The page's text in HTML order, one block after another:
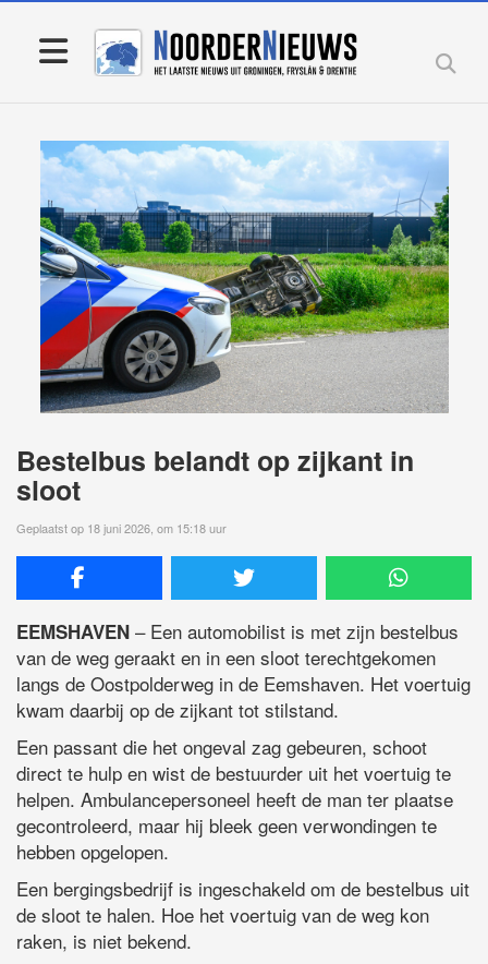
Bestelbus belandt op zijkant in
sloot
Geplaatst op 18 juni 2026, om 15:18 uur
EEMSHAVEN – Een automobilist is met zijn bestelbus
van de weg geraakt en in een sloot terechtgekomen
langs de Oostpolderweg in de Eemshaven. Het voertuig
kwam daarbij op de zijkant tot stilstand.
Een passant die het ongeval zag gebeuren, schoot
direct te hulp en wist de bestuurder uit het voertuig te
helpen. Ambulancepersoneel heeft de man ter plaatse
gecontroleerd, maar hij bleek geen verwondingen te
hebben opgelopen.
Een bergingsbedrijf is ingeschakeld om de bestelbus uit
de sloot te halen. Hoe het voertuig van de weg kon
raken, is niet bekend.